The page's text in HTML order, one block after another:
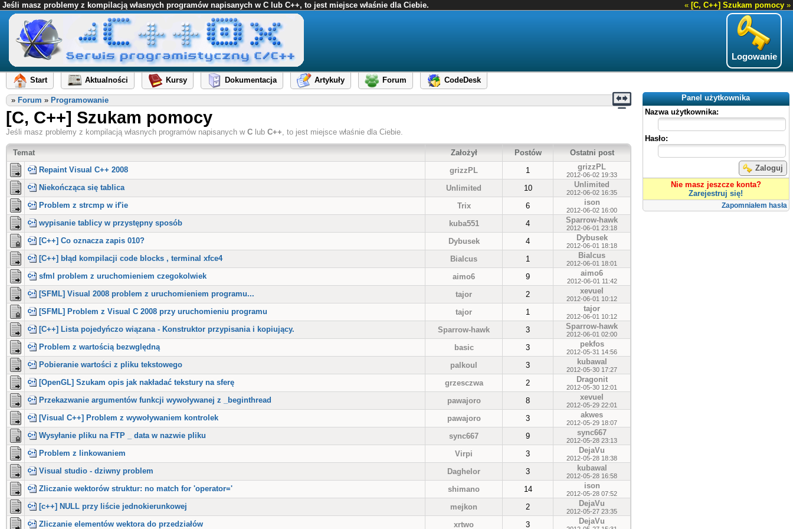
« [C, C++] Szukam pomocy »
Jeśli masz problemy z kompilacją własnych programów napisanych w C lub C++, to jest miejsce właśnie dla Ciebie.
Logowanie
Start Aktualności Kursy Dokumentacja Artykuły Forum
CodeDesk
Panel użytkownika
Nazwa użytkownika:
Hasło:
Zaloguj
Nie masz jeszcze konta?
Zarejestruj się!
Zapomniałem hasła
» Forum » Programowanie
[C, C++] Szukam pomocy
Jeśli masz problemy z kompilacją własnych programów napisanych w C lub C++, to jest miejsce właśnie dla Ciebie.
Temat Założył Postów
Ostatni post
Repaint Visual C++ 2008
grizzPL 1 grizzPL
2012-06-02 19:33
Niekończąca się tablica Unlimited 10 Unlimited
2012-06-02 16:35
Problem z strcmp w if'ie Trix 6 ison
2012-06-02 16:00
wypisanie tablicy w przystępny sposób kuba551 4 Sparrow-hawk
2012-06-01 23:18
[C++] Co oznacza zapis 010? Dybusek 4 Dybusek
2012-06-01 18:18
[C++] błąd kompilacji code blocks , terminal xfce4 Bialcus 1 Bialcus
2012-06-01 18:01
sfml problem z uruchomieniem czegokolwiek aimo6 9 aimo6
2012-06-01 11:42
[SFML] Visual 2008 problem z uruchomieniem programu... tajor 2 xevuel
2012-06-01 10:12
[SFML] Problem z Visual C 2008 przy uruchomieniu programu tajor 1 tajor
2012-06-01 10:12
[C++] Lista pojedyńczo wiązana - Konstruktor przypisania i kopiujący. Sparrow-hawk 3 Sparrow-hawk
2012-06-01 02:00
Problem z wartością bezwględną basic 3 pekfos
2012-05-31 14:56
Pobieranie wartości z pliku tekstowego palkoul 3 kubawal
2012-05-30 17:27
[OpenGL] Szukam opis jak nakładać tekstury na sferę grzesczwa 2 Dragonit
2012-05-30 12:01
Przekazwanie argumentów funkcji wywoływanej z _beginthread pawajoro 8 xevuel
2012-05-29 22:01
[Visual C++] Problem z wywoływaniem kontrolek pawajoro 3 akwes
2012-05-29 18:07
Wysyłanie pliku na FTP _ data w nazwie pliku sync667 9 sync667
2012-05-28 23:13
Problem z linkowaniem Virpi 3 DejaVu
2012-05-28 18:38
Visual studio - dziwny problem Daghelor 3 kubawal
2012-05-28 16:58
Zliczanie wektorów struktur: no match for 'operator=' shimano 14 ison
2012-05-28 07:52
[c++] NULL przy liście jednokierunkowej mejkon 2 DejaVu
2012-05-27 23:35
Zliczanie elementów wektora do przedziałów xrtwo 3 DejaVu